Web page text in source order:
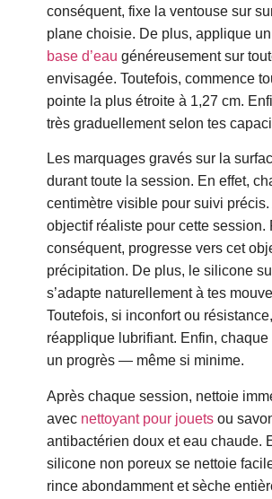
conséquent, fixe la ventouse sur
plane choisie. De plus, applique un
base d’eau généreusement sur
envisagée. Toutefois, commence
pointe la plus étroite à 1,27 cm.
très graduellement selon tes
Les marquages gravés sur la
durant toute la session. En effet,
centimètre visible pour suivi
objectif réaliste pour cette session.
conséquent, progresse vers cet
précipitation. De plus, le silicone
s’adapte naturellement à tes
Toutefois, si inconfort ou
réapplique lubrifiant. Enfin,
un progrès — même si minime.
Après chaque session, nettoie
avec nettoyant pour jouets ou
antibactérien doux et eau chaude.
silicone non poreux se nettoie
rince abondamment et sèche